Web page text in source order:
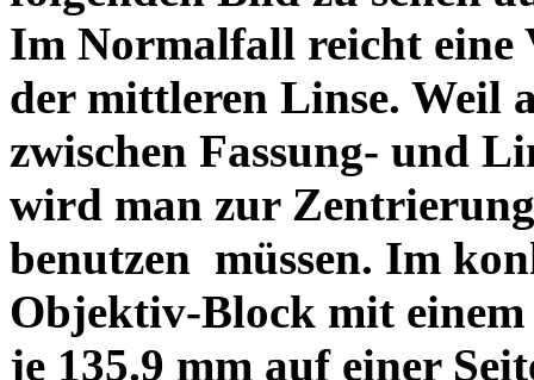
Im Normalfall reicht eine
der mittleren Linse. Weil
zwischen Fassung- und
wird man zur
benutzen müssen. Im
Objektiv-Block mit einem
je 135.9 mm auf einer